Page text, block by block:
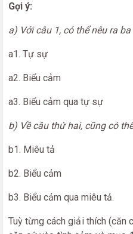
Gợi ý:
a) Với câu 1, có thể nêu ra
a1. Tự sự
a2. Biểu cảm
a3. Biểu cảm qua tự sự
b) Về câu thứ hai, cũng có
b1. Miêu tả
b2. Biểu cảm
b3. Biểu cảm qua miêu tả.
Tuỳ từng cách giải thích (căn